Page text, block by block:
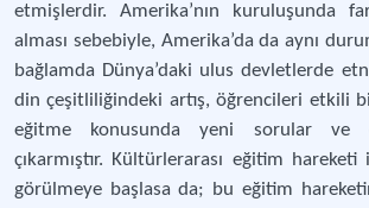
etmişlerdir. Amerika’nın kuruluşunda
alması sebebiyle, Amerika’da da aynı
bağlamda Dünya’daki ulus devletlerde
din çeşitliliğindeki artış, öğrencileri etkili
eğitme konusunda yeni sorular ve
çıkarmıştır. Kültürlerarası eğitim
görülmeye başlasa da; bu eğitim